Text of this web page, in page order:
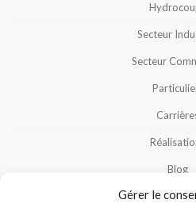
Gérer le
Secteur
Secteur
Blog
Notre